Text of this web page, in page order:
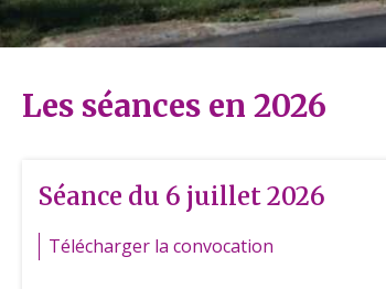
Les séances en 2026
Séance du 6 juillet 2026
Télécharger la convocation